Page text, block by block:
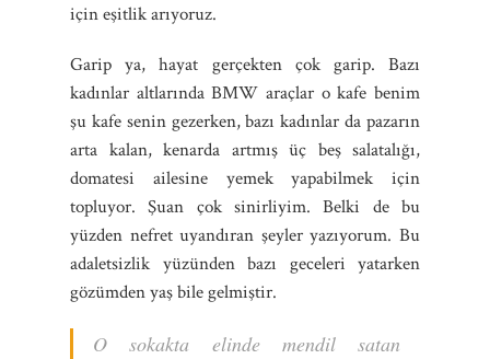
için eşitlik arıyoruz.
Garip ya, hayat gerçekten çok garip. Bazı
kadınlar altlarında BMW araçlar o kafe benim
şu kafe senin gezerken, bazı kadınlar da pazarın
arta kalan, kenarda artmış üç beş salatalığı,
domatesi ailesine yemek yapabilmek için
topluyor. Şuan çok sinirliyim. Belki de bu
yüzden nefret uyandıran şeyler yazıyorum. Bu
adaletsizlik yüzünden bazı geceleri yatarken
gözümden yaş bile gelmiştir.
O sokakta elinde mendil satan